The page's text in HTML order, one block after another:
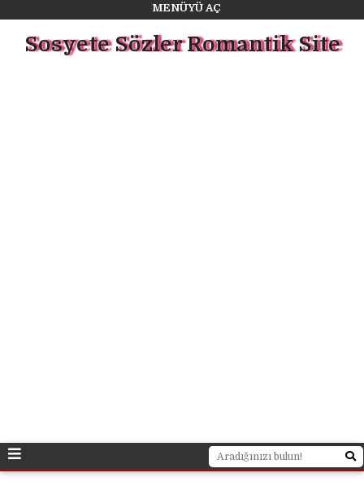
MENÜYÜ AÇ
Sosyete Sözler Romantik Site